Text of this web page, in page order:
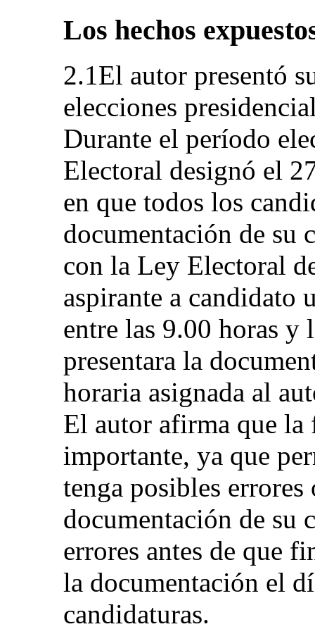
Los hechos
2.1El autor presentó
elecciones
Durante el período
Electoral designó el
en que todos los
documentación de su
con la Ley Electoral
aspirante a candidato
entre las 9.00 horas y
presentara la
horaria asignada al
El autor afirma que la
importante, ya que
tenga posibles
documentación de su
errores antes de que
la documentación el
candidaturas.